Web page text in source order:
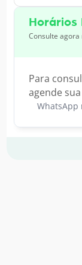
Horários
Consulte agora
Para
agende
WhatsApp